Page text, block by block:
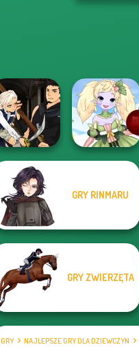
Manga Creator
Vampire Hunter
P...
Anime Fairy
GRY RINMARU
GRY ZWIERZĘTA
GRY NAJLEPSZE GRY DLA DZIEWCZYN